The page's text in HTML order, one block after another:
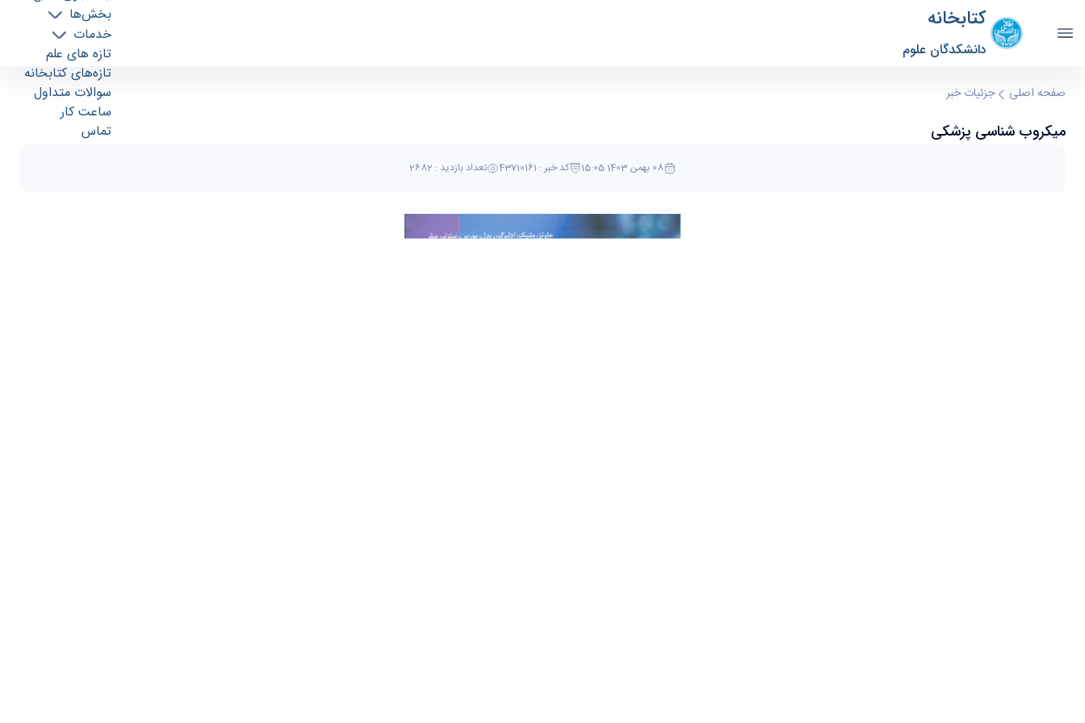
کتابخانه
دانشکدگان علوم
بخش‌ها
خدمات
تازه های علم
تازه‌های کتابخانه
سوالات متداول
ساعت کار
تماس
میکروب شناسی پزشکی - کتابخانه پردیس علوم sclib
صفحه اصلی جزئیات خبر
میکروب شناسی پزشکی
08 بهمن 1403 15:05 کد خبر : 43710161 تعداد بازدید : 2682